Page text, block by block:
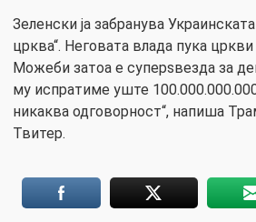
Зеленски ја забранува
црква“. Неговата влада пука
Можеби затоа е суперѕвезда за
му испратиме уште
никаква одговорност“, напиша
Твитер.